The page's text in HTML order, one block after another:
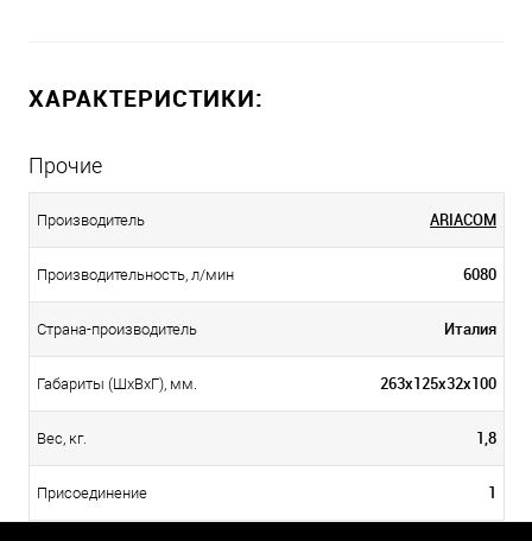
ХАРАКТЕРИСТИКИ:
Прочие
Производитель ARIACOM
Производительность, л/мин 6080
Страна-производитель Италия
Габариты (ШхВхГ), мм. 263х125х32х100
Вес, кг. 1,8
Присоединение 1